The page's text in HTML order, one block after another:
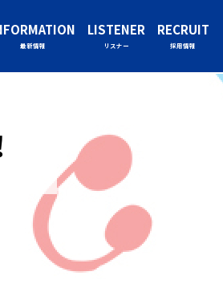
最新情報
LISTENER
リスナー
RECRUIT
採用情報